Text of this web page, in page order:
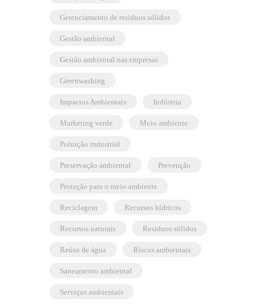
gerenciamento de resíduos sólidos
gestão ambiental
gestão ambiental nas empresas
greenwashing
Impactos Ambientais indústria
marketing verde meio ambiente
poluição industrial
preservação ambiental prevenção
proteção para o meio ambiente
reciclagem recursos hídricos
recursos naturais resíduos sólidos
reúso de água riscos ambientais
saneamento ambiental
serviços ambientais